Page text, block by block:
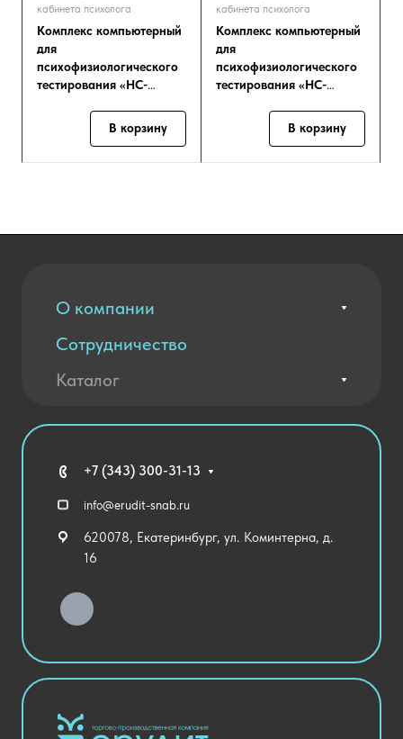
кабинета психолога
Комплекс компьютерный
для
психофизиологического
тестирования «НС-
В корзину
кабинета психолога
Комплекс компьютерный
для
психофизиологического
тестирования «НС-
В корзину
О компании
Вакансии
Контакты
Благодарственные письма
Сотрудничество
Оплата и доставка
Каталог
Технические средства обучения
Спортивный зал
Уличное оборудование
Хозяйственные Товары
Столовая и пищеблок
Оснащение кабинетов
+7 (343) 300-31-13
info@erudit-snab.ru
620078, Екатеринбург, ул. Коминтерна, д.
16